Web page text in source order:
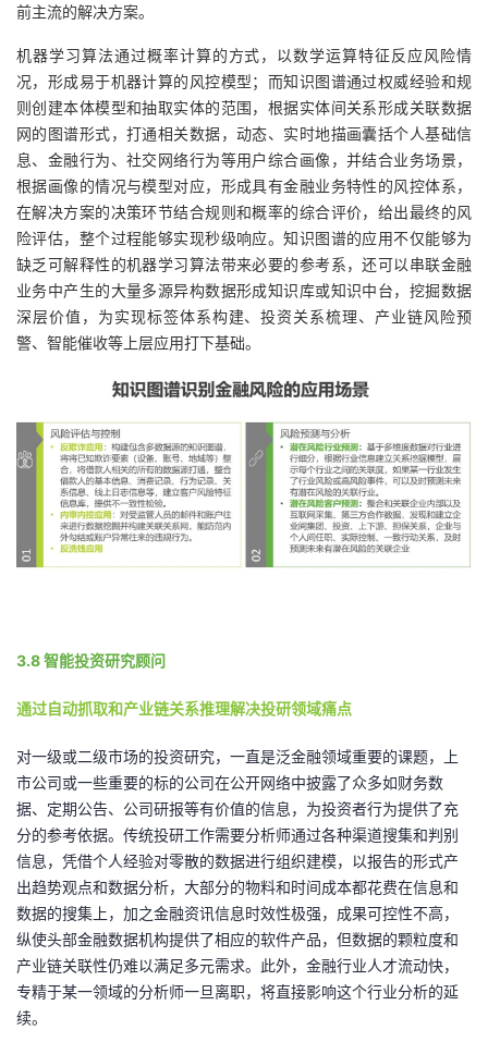
前主流的解决方案。
机器学习算法通过概率计算的方式，以数学运算特征反应风险情
况，形成易于机器计算的风控模型；而知识图谱通过权威经验和规
则创建本体模型和抽取实体的范围，根据实体间关系形成关联数据
网的图谱形式，打通相关数据，动态、实时地描画囊括个人基础信
息、金融行为、社交网络行为等用户综合画像，并结合业务场景，
根据画像的情况与模型对应，形成具有金融业务特性的风控体系，
在解决方案的决策环节结合规则和概率的综合评价，给出最终的风
险评估，整个过程能够实现秒级响应。知识图谱的应用不仅能够为
缺乏可解释性的机器学习算法带来必要的参考系，还可以串联金融
业务中产生的大量多源异构数据形成知识库或知识中台，挖掘数据
深层价值，为实现标签体系构建、投资关系梳理、产业链风险预
警、智能催收等上层应用打下基础。
3.8 智能投资研究顾问
通过自动抓取和产业链关系推理解决投研领域痛点
对一级或二级市场的投资研究，一直是泛金融领域重要的课题，上
市公司或一些重要的标的公司在公开网络中披露了众多如财务数
据、定期公告、公司研报等有价值的信息，为投资者行为提供了充
分的参考依据。传统投研工作需要分析师通过各种渠道搜集和判别
信息，凭借个人经验对零散的数据进行组织建模，以报告的形式产
出趋势观点和数据分析，大部分的物料和时间成本都花费在信息和
数据的搜集上，加之金融资讯信息时效性极强，成果可控性不高，
纵使头部金融数据机构提供了相应的软件产品，但数据的颗粒度和
产业链关联性仍难以满足多元需求。此外，金融行业人才流动快，
专精于某一领域的分析师一旦离职，将直接影响这个行业分析的延
续。